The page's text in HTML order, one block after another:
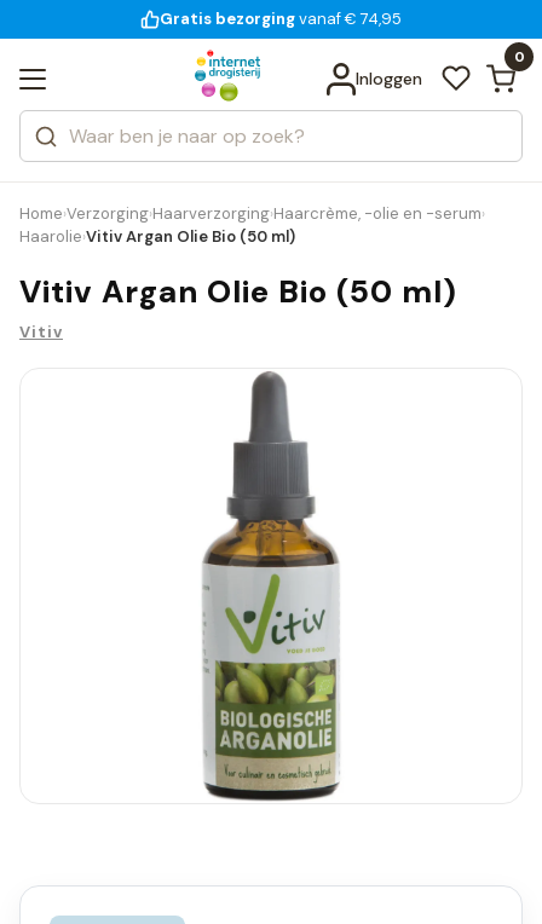
voor 18:00 uur besteld
Gratis bezorgingvanaf € 74,95
14 dagen bedenktijd
Inloggen
0
Zoeken
Categorieën
Merken
Bekijk alle resultaten
Home›Verzorging›Haarverzorging›Haarcrème, -olie en -serum›
Haarolie›Vitiv Argan Olie Bio (50 ml)
Vitiv Argan Olie Bio (50 ml)
Vitiv